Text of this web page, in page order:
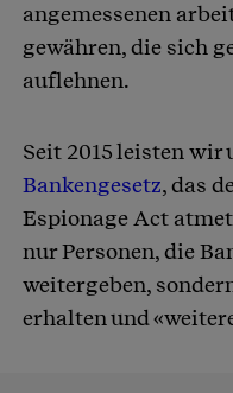
angemessenen
gewähren, die sich
auflehnen.
Seit 2015 leisten wir
Bankengesetz, das
Espionage Act
nur Personen, die
weitergeben,
erhalten und